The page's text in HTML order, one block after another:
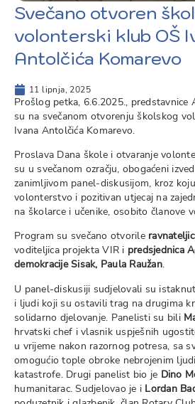
Svečano otvoren
volonterski klub OŠ
Antolčića Komarevo
11 lipnja, 2025
Prošlog petka, 6.6.2025., predstavnice
su na svečanom otvorenju školskog
Ivana Antolčića Komarevo.
Proslava Dana škole i otvaranje
su u svečanom ozračju, obogaćeni
zanimljivom panel-diskusijom, kroz
volonterstvo i pozitivan utjecaj na
na školarce i učenike, osobito članove
Program su svečano otvorile
voditeljica projekta VIR i predsjednica
demokracije Sisak, Paula Raužan.
U panel-diskusiji sudjelovali su
i ljudi koji su ostavili trag na drugima
solidarno djelovanje. Panelisti su bili
hrvatski chef i vlasnik uspješnih
u vrijeme nakon razornog potresa, sa
omogućio tople obroke nebrojenim
katastrofe. Drugi panelist bio je Dino
humanitarac. Sudjelovao je i Lordan